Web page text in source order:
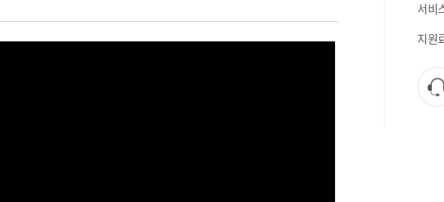
서비
지원